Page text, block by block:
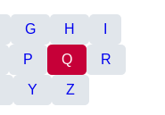
G H
P Q
R
Y Z